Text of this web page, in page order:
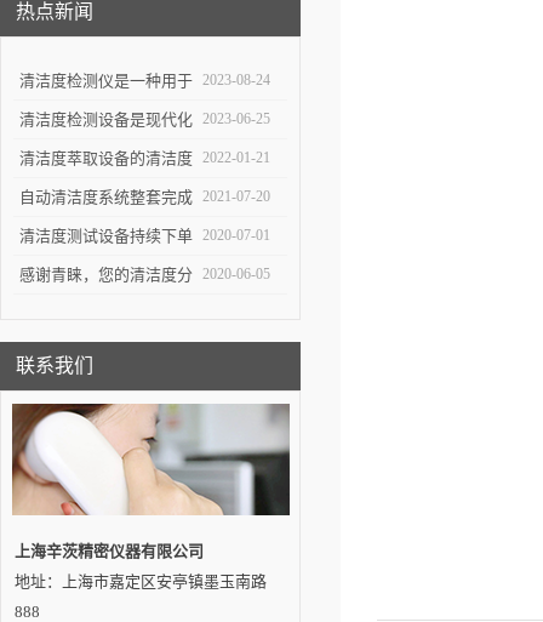
热点新闻
清洁度检测仪是一种用于
评估物体表面清洁程度的
重要工具
2023-08-24
清洁度检测设备是现代化
生产中*一环
2023-06-25
清洁度萃取设备的清洁度
测试对于不同系统的组件
有不同的意义
2022-01-21
自动清洁度系统整套完成
交付——吉林客户
2021-07-20
清洁度测试设备持续下单 2020-07-01
感谢青睐，您的清洁度分 2020-06-05
联系我们
上海辛茨精密仪器有限公司
地址：上海市嘉定区安亭镇墨玉南路
888